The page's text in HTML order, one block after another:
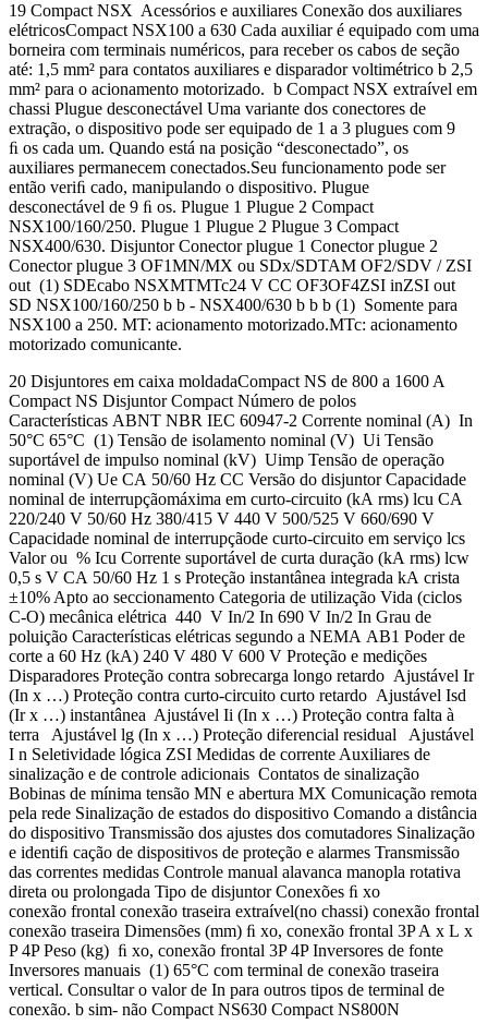
19 Compact NSX Acessórios e auxiliares Conexão dos auxiliares
elétricosCompact NSX100 a 630 Cada auxiliar é equipado com uma
borneira com terminais numéricos, para receber os cabos de seção
até: 1,5 mm² para contatos auxiliares e disparador voltimétrico b 2,5
mm² para o acionamento motorizado. b Compact NSX extraível em
chassi Plugue desconectável Uma variante dos conectores de
extração, o dispositivo pode ser equipado de 1 a 3 plugues com 9
ﬁ os cada um. Quando está na posição “desconectado”, os
auxiliares permanecem conectados.Seu funcionamento pode ser
então veriﬁ cado, manipulando o dispositivo. Plugue
desconectável de 9 ﬁ os. Plugue 1 Plugue 2 Compact
NSX100/160/250. Plugue 1 Plugue 2 Plugue 3 Compact
NSX400/630. Disjuntor Conector plugue 1 Conector plugue 2
Conector plugue 3 OF1MN/MX ou SDx/SDTAM OF2/SDV / ZSI
out (1) SDEcabo NSXMTMTc24 V CC OF3OF4ZSI inZSI out
SD NSX100/160/250 b b - NSX400/630 b b b (1) Somente para
NSX100 a 250. MT: acionamento motorizado.MTc: acionamento
motorizado comunicante.
20 Disjuntores em caixa moldadaCompact NS de 800 a 1600 A
Compact NS Disjuntor Compact Número de polos
Características ABNT NBR IEC 60947-2 Corrente nominal (A) In
50°C 65°C (1) Tensão de isolamento nominal (V) Ui Tensão
suportável de impulso nominal (kV) Uimp Tensão de operação
nominal (V) Ue CA 50/60 Hz CC Versão do disjuntor Capacidade
nominal de interrupçãomáxima em curto-circuito (kA rms) lcu CA
220/240 V 50/60 Hz 380/415 V 440 V 500/525 V 660/690 V
Capacidade nominal de interrupçãode curto-circuito em serviço lcs
Valor ou % Icu Corrente suportável de curta duração (kA rms) lcw
0,5 s V CA 50/60 Hz 1 s Proteção instantânea integrada kA crista
±10% Apto ao seccionamento Categoria de utilização Vida (ciclos
C-O) mecânica elétrica 440 V In/2 In 690 V In/2 In Grau de
poluição Características elétricas segundo a NEMA AB1 Poder de
corte a 60 Hz (kA) 240 V 480 V 600 V Proteção e medições
Disparadores Proteção contra sobrecarga longo retardo Ajustável Ir
(In x …) Proteção contra curto-circuito curto retardo Ajustável Isd
(Ir x …) instantânea Ajustável Ii (In x …) Proteção contra falta à
terra Ajustável lg (In x …) Proteção diferencial residual Ajustável
I n Seletividade lógica ZSI Medidas de corrente Auxiliares de
sinalização e de controle adicionais Contatos de sinalização
Bobinas de mínima tensão MN e abertura MX Comunicação remota
pela rede Sinalização de estados do dispositivo Comando a distância
do dispositivo Transmissão dos ajustes dos comutadores Sinalização
e identiﬁ cação de dispositivos de proteção e alarmes Transmissão
das correntes medidas Controle manual alavanca manopla rotativa
direta ou prolongada Tipo de disjuntor Conexões ﬁ xo
conexão frontal conexão traseira extraível(no chassi) conexão frontal
conexão traseira Dimensões (mm) ﬁ xo, conexão frontal 3P A x L x
P 4P Peso (kg) ﬁ xo, conexão frontal 3P 4P Inversores de fonte
Inversores manuais (1) 65°C com terminal de conexão traseira
vertical. Consultar o valor de In para outros tipos de terminal de
conexão. b sim- não Compact NS630 Compact NS800N